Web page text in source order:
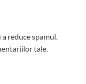
reduce spamul.
tale.